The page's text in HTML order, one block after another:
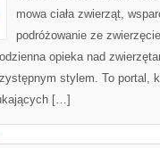
mowa ciała zwierząt,
podróżowanie ze
opieka nad
stylem. To portal,
[…]